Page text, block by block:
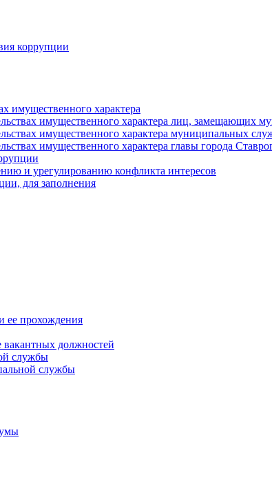
коррупции
имущественного характера
имущественного характера лиц,
имущественного характера муниципальных
имущественного характера главы города
и урегулированию конфликта интересов
для заполнения
ее прохождения
должностей
службы
службы